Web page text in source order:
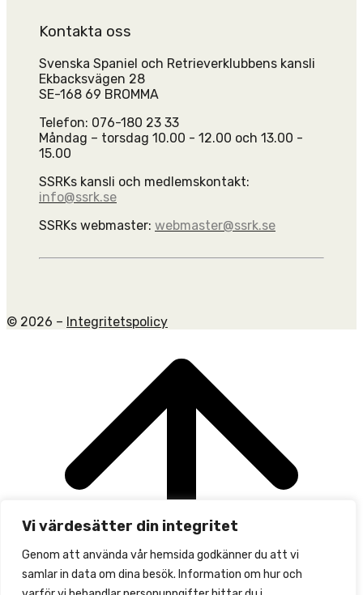
Vi värdesätter din integritet
Genom att använda vår hemsida godkänner du att vi
samlar in data om dina besök. Information om hur och
Kontakta oss
Svenska Spaniel och Retrieverklubbens kansli
Ekbacksvägen 28
SE-168 69 BROMMA
Telefon: 076-180 23 33
Måndag – torsdag 10.00 - 12.00 och 13.00 -
15.00
SSRKs kansli och medlemskontakt:
info@ssrk.se
SSRKs webmaster: webmaster@ssrk.se
© 2026 – Integritetspolicy